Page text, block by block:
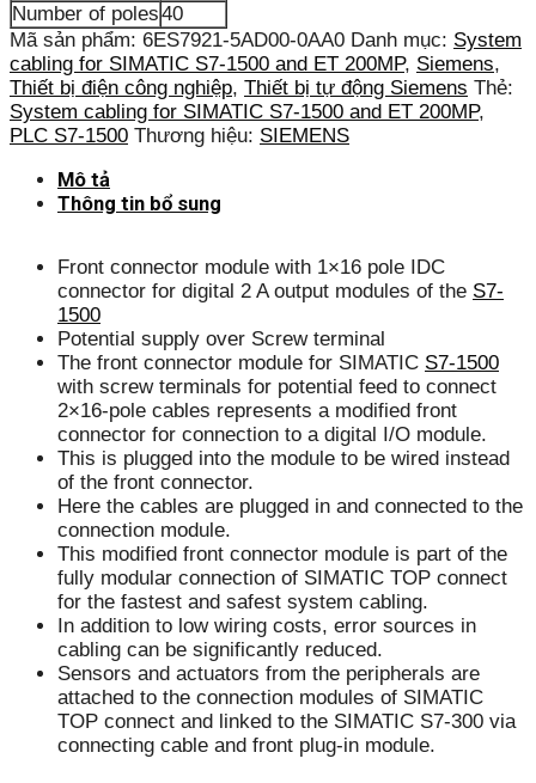
Number of poles40
Mã sản phẩm: 6ES7921-5AD00-0AA0 Danh mục: System
cabling for SIMATIC S7-1500 and ET 200MP, Siemens,
Thiết bị điện công nghiệp, Thiết bị tự động Siemens Thẻ:
System cabling for SIMATIC S7-1500 and ET 200MP,
PLC S7-1500 Thương hiệu: SIEMENS
Mô tả
Thông tin bổ sung
Front connector module with 1×16 pole IDC
connector for digital 2 A output modules of the S7-
1500
Potential supply over Screw terminal
The front connector module for SIMATIC S7-1500
with screw terminals for potential feed to connect
2×16-pole cables represents a modified front
connector for connection to a digital I/O module.
This is plugged into the module to be wired instead
of the front connector.
Here the cables are plugged in and connected to the
connection module.
This modified front connector module is part of the
fully modular connection of SIMATIC TOP connect
for the fastest and safest system cabling.
In addition to low wiring costs, error sources in
cabling can be significantly reduced.
Sensors and actuators from the peripherals are
attached to the connection modules of SIMATIC
TOP connect and linked to the SIMATIC S7-300 via
connecting cable and front plug-in module.